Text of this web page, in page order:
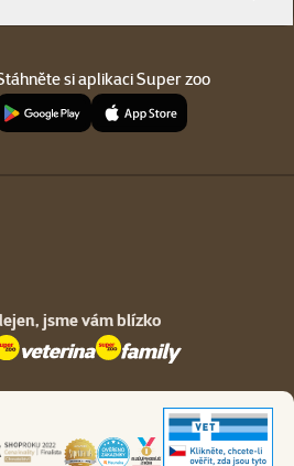
si aplikaci Super zoo
jsme vám blízko